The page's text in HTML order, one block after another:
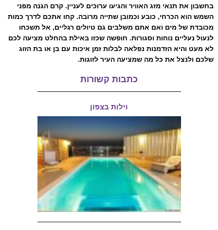
בחשבון את תנאי מזג האוויר והגיעו ערוכים לעניין. קרם הגנה מפני
השמש הוא הכרחי, כובע וכמובן שתייה מרובה. קחו אתכם לדרך כמות
מכובדת של מים ואם אתם משלבים גם טיולים רגליים, אל תשכחו
לנעול נעליים נוחות וסגורות. חופשה שכזו באילת בהחלט מציעה לכם
לא מעט והיא הזדמנות נפלאה לבלות זמן איכות עם בן או בת הזוג
שלכם ולנצל את כל מה שמציעה העיר לזוגות.
כתבות קשורות
וילות בצפון